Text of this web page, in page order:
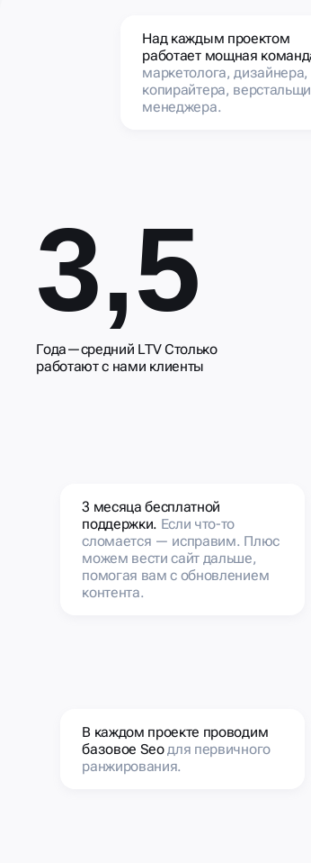
3,5
Года—средний LTV Столько
работают с нами клиенты
Над каждым проектом
работает мощная
маркетолога, дизайнера,
копирайтера,
менеджера.
3 месяца бесплатной
поддержки. Если что-то
сломается — исправим. Плюс
можем вести сайт дальше,
помогая вам с обновлением
контента.
В каждом проекте проводим
базовое Seoдля первичного
ранжирования.